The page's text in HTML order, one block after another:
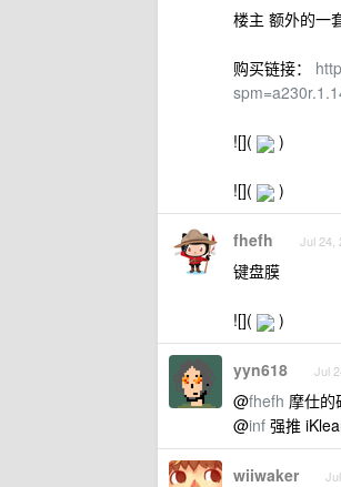
楼主 额外的一
购买链接：
![]( )
![]( )
fhefh Jul 24,
键盘膜
![]( )
yyn618 Jul
@fhefh 摩仕的
@inf 强推
wiiwaker